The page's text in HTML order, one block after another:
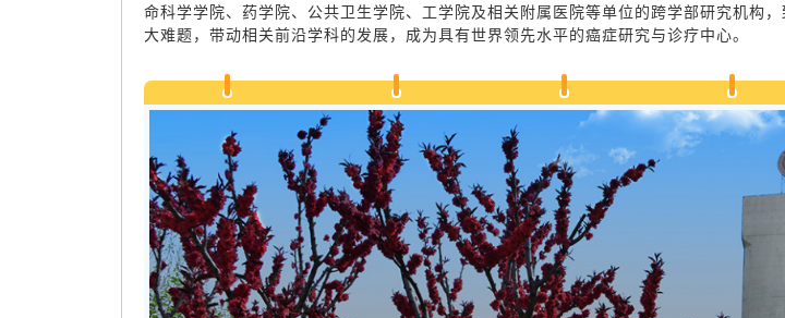
命科学学院、药学院、公共卫生学院、工学院及相关附属医院等单位的跨学部研究机构
大难题，带动相关前沿学科的发展，成为具有世界领先水平的癌症研究与诊疗中心。